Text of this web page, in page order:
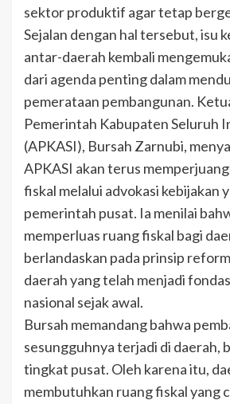
sektor produktif agar tetap
Sejalan dengan hal tersebut, isu
antar-daerah kembali
dari agenda penting dalam
pemerataan pembangunan.
Pemerintah Kabupaten Seluruh
(APKASI), Bursah Zarnubi,
APKASI akan terus
fiskal melalui advokasi kebijakan
pemerintah pusat. Ia menilai
memperluas ruang fiskal bagi
berlandaskan pada prinsip
daerah yang telah menjadi
nasional sejak awal.
Bursah memandang bahwa
sesungguhnya terjadi di daerah,
tingkat pusat. Oleh karena itu,
membutuhkan ruang fiskal yang